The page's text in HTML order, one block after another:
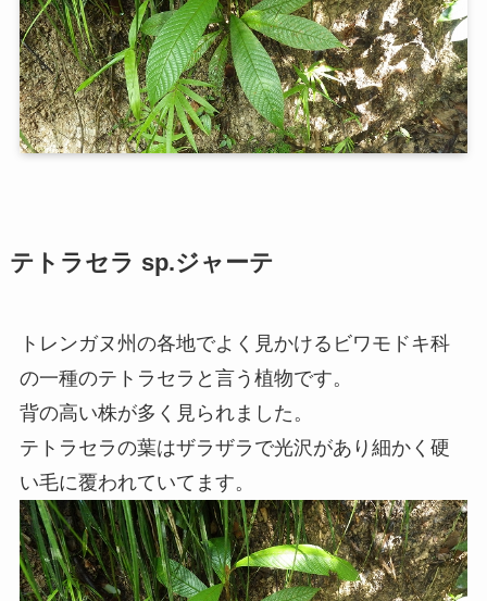
テトラセラ sp.ジャーテ
トレンガヌ州の各地でよく見かけるビワモドキ科
の一種のテトラセラと言う植物です。
背の高い株が多く見られました。
テトラセラの葉はザラザラで光沢があり細かく硬
い毛に覆われていてます。